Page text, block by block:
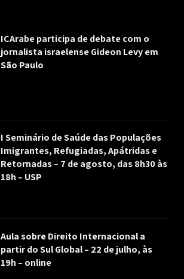
ICArabe participa de debate com o
jornalista israelense Gideon Levy em
São Paulo
I Seminário de Saúde das Populações
Imigrantes, Refugiadas, Apátridas e
Retornadas – 7 de agosto, das 8h30 às
18h – USP
Aula sobre Direito Internacional a
partir do Sul Global – 22 de julho, às
19h – online